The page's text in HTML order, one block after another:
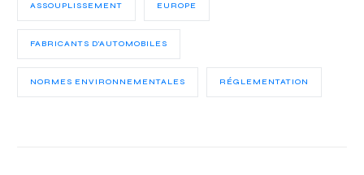
ASSOUPLISSEMENT EUROPE
FABRICANTS D'AUTOMOBILES
NORMES ENVIRONNEMENTALES RÉGLEMENTATION